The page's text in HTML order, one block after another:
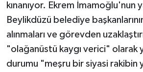
kınanıyor. Ekrem İmamoğlu'nun
Beylikdüzü belediye
alınmaları ve görevden
"olağanüstü kaygı verici" olarak
durumu "meşru bir siyasi rakibin